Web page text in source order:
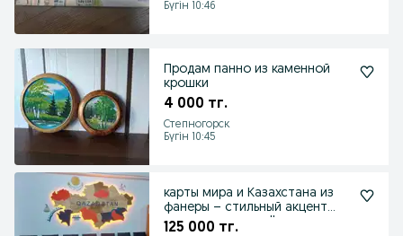
Бүгін 10:46
Продам панно из каменной
крошки
4 000 тг.
Степногорск
Бүгін 10:45
карты мира и Казахстана из
фанеры – стильный акцент
для вашего дома !!
125 000 тг.